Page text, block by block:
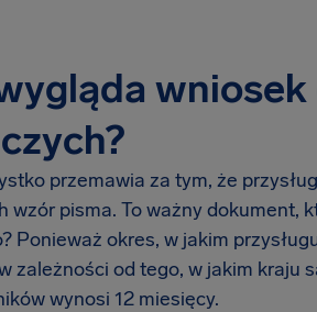
przemawia za tym, że
wzór pisma. To ważny dokument,
Ponieważ okres, w jakim
zależności od tego, w jakim kraju
wynosi 12 miesięcy.